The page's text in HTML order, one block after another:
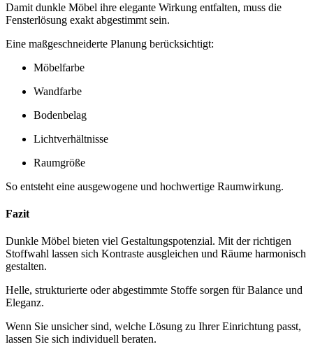
Damit dunkle Möbel ihre elegante Wirkung entfalten, muss die
Fensterlösung exakt abgestimmt sein.
Eine maßgeschneiderte Planung berücksichtigt:
Möbelfarbe
Wandfarbe
Bodenbelag
Lichtverhältnisse
Raumgröße
So entsteht eine ausgewogene und hochwertige Raumwirkung.
Fazit
Dunkle Möbel bieten viel Gestaltungspotenzial. Mit der richtigen
Stoffwahl lassen sich Kontraste ausgleichen und Räume harmonisch
gestalten.
Helle, strukturierte oder abgestimmte Stoffe sorgen für Balance und
Eleganz.
Wenn Sie unsicher sind, welche Lösung zu Ihrer Einrichtung passt,
lassen Sie sich individuell beraten.